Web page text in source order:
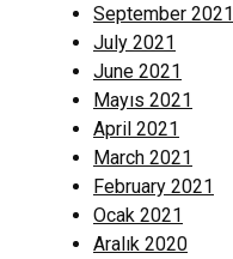
September 2021
July 2021
June 2021
Mayıs 2021
April 2021
March 2021
February 2021
Ocak 2021
Aralık 2020